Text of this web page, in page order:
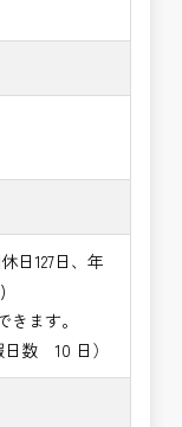
日127日、年
ます。
数 10 日）